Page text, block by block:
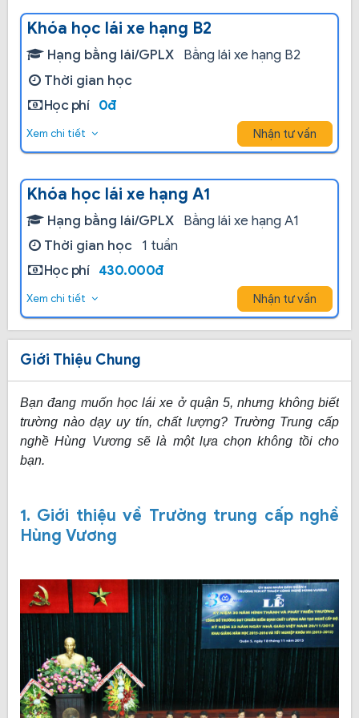
Khóa học lái xe hạng B2
Hạng bằng lái/GPLX
Bằng lái xe hạng B2
Thời gian học
Học phí
0đ
Xem chi tiết Nhận tư vấn
Khóa học lái xe hạng A1
Hạng bằng lái/GPLX
Bằng lái xe hạng A1
Thời gian học
1 tuần
Học phí
430.000đ
Xem chi tiết Nhận tư vấn
Giới Thiệu Chung
Bạn đang muốn học lái xe ở quận 5, nhưng không biết
trường nào dạy uy tín, chất lượng? Trường Trung cấp
nghề Hùng Vương sẽ là một lựa chọn không tồi cho
bạn.
1. Giới thiệu về Trường trung cấp nghề
Hùng Vương